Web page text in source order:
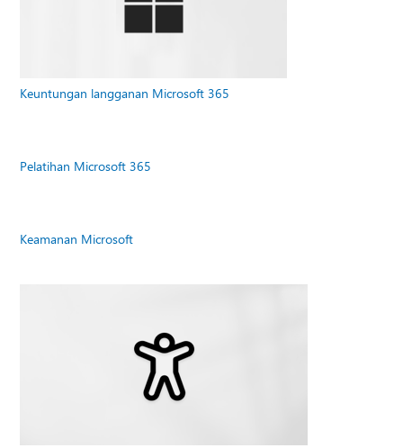
Keuntungan langganan Microsoft 365
Pelatihan Microsoft 365
Keamanan Microsoft